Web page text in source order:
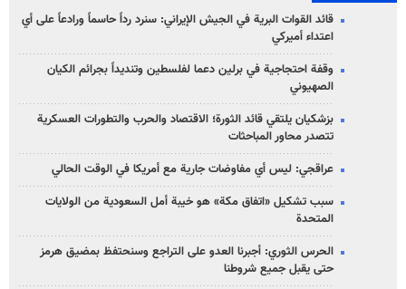
قائد القوات البرية في الجيش الإيراني: سنرد رداً حاسماً ورادعاً على أي
اعتداء أميركي
وقفة احتجاجية في برلين دعما لفلسطين وتنديداً بجرائم الكيان
الصهیوني
بزشكيان يلتقي قائد الثورة؛ الاقتصاد والحرب والتطورات العسكرية
تتصدر محاور المباحثات
عراقجي: ليس أي مفاوضات جارية مع أمريكا في الوقت الحالي
سبب تشكيل «اتفاق مكة» هو خيبة أمل السعودية من الولايات
المتحدة
الحرس الثوري: أجبرنا العدو على التراجع وسنحتفظ بمضيق هرمز
حتى يقبل جميع شروطنا